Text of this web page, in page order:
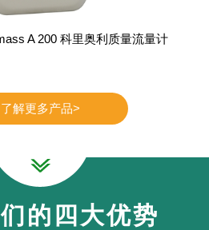
A 200 科里奥利质量流量计
了解更多产品>
的四大优势